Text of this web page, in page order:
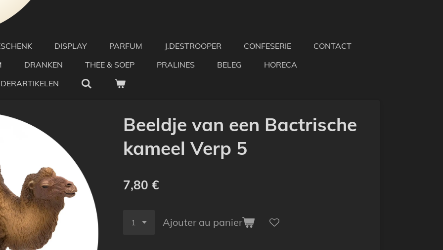
DISPLAY PARFUM J.DESTROOPER CONFESERIE
CONTACT
DRANKEN THEE & SOEP PRALINES BELEG
HORECA
Beeldje van een Bactrische
kameel Verp 5
7,80 €
Ajouter au panier